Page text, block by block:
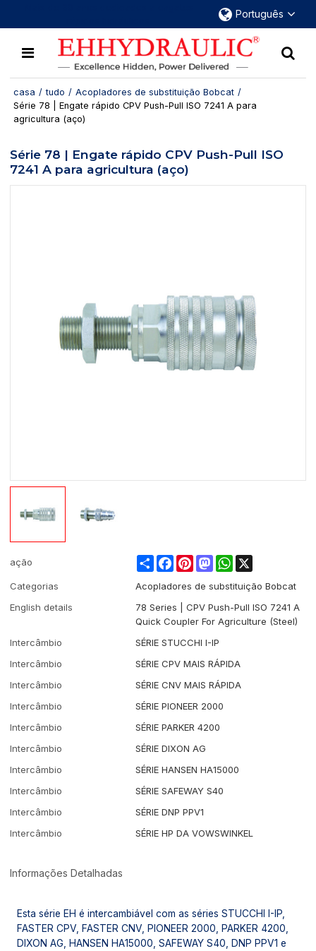
Português
casa / tudo / Acopladores de substituição Bobcat /
Série 78 | Engate rápido CPV Push-Pull ISO 7241 A para
agricultura (aço)
Série 78 | Engate rápido CPV Push-Pull ISO
7241 A para agricultura (aço)
ação ShareFacebookPinterestMastodonWhatsApp
Categorias
Acopladores de substituição Bobcat
English details
78 Series | CPV Push-Pull ISO 7241 A
Quick Coupler For Agriculture (Steel)
Intercâmbio
SÉRIE STUCCHI I-IP
Intercâmbio
SÉRIE CPV MAIS RÁPIDA
Intercâmbio
SÉRIE CNV MAIS RÁPIDA
Intercâmbio
SÉRIE PIONEER 2000
Intercâmbio
SÉRIE PARKER 4200
Intercâmbio
SÉRIE DIXON AG
Intercâmbio
SÉRIE HANSEN HA15000
Intercâmbio
SÉRIE SAFEWAY S40
Intercâmbio
SÉRIE DNP PPV1
Intercâmbio
SÉRIE HP DA VOWSWINKEL
Informações Detalhadas
Esta série EH é intercambiável com as séries STUCCHI I-IP,
FASTER CPV, FASTER CNV, PIONEER 2000, PARKER 4200,
DIXON AG, HANSEN HA15000, SAFEWAY S40, DNP PPV1 e